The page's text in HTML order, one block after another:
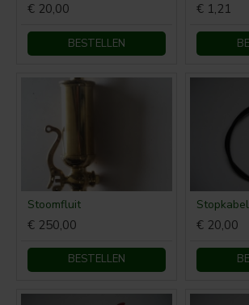
€ 20,00
BESTELLEN
€ 1,21
Stoomfluit
€ 250,00
BESTELLEN
€ 20,00